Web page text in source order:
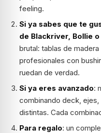
feeling.
Si ya sabes que te
de Blackriver, Bollie
brutal: tablas de
profesionales con
ruedan de verdad.
Si ya eres avanzado:
combinando deck,
distintas. Cada
Para regalo: un